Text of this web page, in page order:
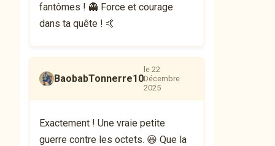
fantômes ! 👻 Force et courage
dans ta quête ! 🤙
BaobabTonnerre10
le 22
Décembre
2025
Exactement ! Une vraie petite
guerre contre les octets. 😆 Que la